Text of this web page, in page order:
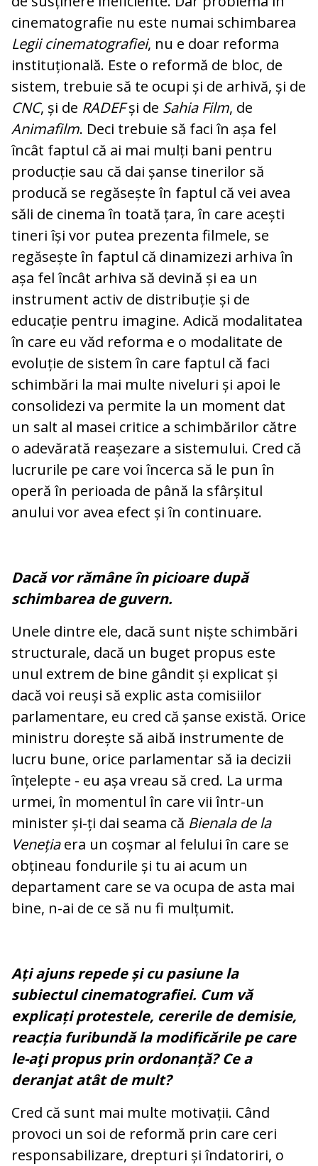
cinematografie nu este numai schimbarea
Legii cinematografiei, nu e doar reforma
instituțională. Este o reformă de bloc, de
sistem, trebuie să te ocupi și de arhivă, și de
CNC, și de RADEFși de Sahia Film, de
Animafilm. Deci trebuie să faci în așa fel
încât faptul că ai mai mulți bani pentru
producție sau că dai șanse tinerilor să
producă se regăsește în faptul că vei avea
săli de cinema în toată țara, în care acești
tineri își vor putea prezenta filmele, se
regăsește în faptul că dinamizezi arhiva în
așa fel încât arhiva să devină și ea un
instrument activ de distribuție și de
educație pentru imagine. Adică modalitatea
în care eu văd reforma e o modalitate de
evoluție de sistem în care faptul că faci
schimbări la mai multe niveluri și apoi le
consolidezi va permite la un moment dat
un salt al masei critice a schimbărilor către
o adevărată reașezare a sistemului. Cred că
lucrurile pe care voi încerca să le pun în
operă în perioada de până la sfârșitul
anului vor avea efect și în continuare.
Dacă vor rămâne în picioare după
schimbarea de guvern.
Unele dintre ele, dacă sunt niște schimbări
structurale, dacă un buget propus este
unul extrem de bine gândit și explicat și
dacă voi reuși să explic asta comisiilor
parlamentare, eu cred că șanse există. Orice
ministru dorește să aibă instrumente de
lucru bune, orice parlamentar să ia decizii
înțelepte - eu așa vreau să cred. La urma
urmei, în momentul în care vii într-un
minister și-ți dai seama că Bienala de la
Venețiaera un coșmar al felului în care se
obțineau fondurile și tu ai acum un
departament care se va ocupa de asta mai
bine, n-ai de ce să nu fi mulțumit.
Ați ajuns repede și cu pasiune la
subiectul cinematografiei. Cum vă
explicați protestele, cererile de demisie,
reacția furibundă la modificările pe care
le-aţi propus prin ordonanță? Ce a
deranjat atât de mult?
Cred că sunt mai multe motivații. Când
provoci un soi de reformă prin care ceri
responsabilizare, drepturi și îndatoriri, o